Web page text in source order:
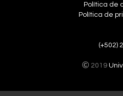
Política de
Política de
(+502)
2019